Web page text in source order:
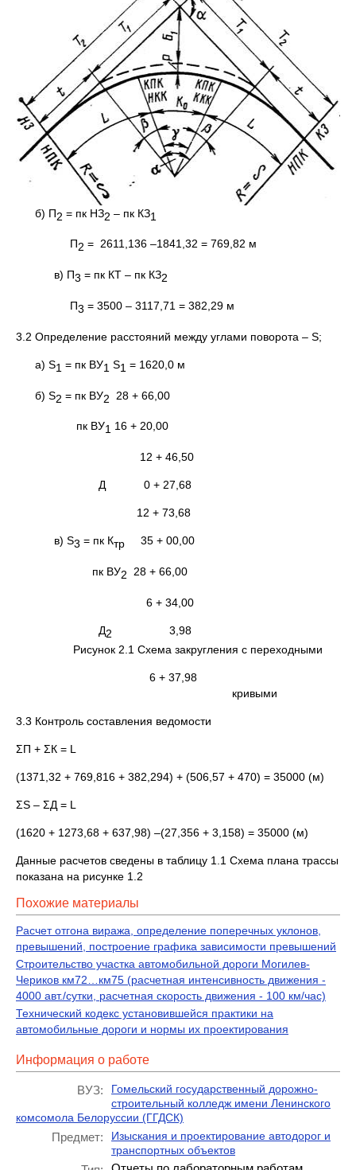
б) П2 = пк НЗ2 – пк КЗ1
П2 = 2611,136 –1841,32 = 769,82 м
в) П3 = пк КТ – пк КЗ2
П3 = 3500 – 3117,71 = 382,29 м
3.2 Определение расстояний между углами поворота – S;
а) S1 = пк ВУ1 S1 = 1620,0 м
б) S2 = пк ВУ2 28 + 66,00
пк ВУ1 16 + 20,00
12 + 46,50
Д 0 + 27,68
12 + 73,68
в) S3 = пк Ктр 35 + 00,00
пк ВУ2 28 + 66,00
6 + 34,00
Д2 3,98
Рисунок 2.1 Схема закругления с переходными
6 + 37,98
кривыми
3.3 Контроль составления ведомости
ΣП + ΣК = L
(1371,32 + 769,816 + 382,294) + (506,57 + 470) = 35000 (м)
ΣS – ΣД = L
(1620 + 1273,68 + 637,98) –(27,356 + 3,158) = 35000 (м)
Данные расчетов сведены в таблицу 1.1 Схема плана трассы
показана на рисунке 1.2
Похожие материалы
Расчет отгона виража, определение поперечных уклонов,
превышений, построение графика зависимости превышений
Строительство участка автомобильной дороги Могилев-
Чериков км72…км75 (расчетная интенсивность движения -
4000 авт./сутки, расчетная скорость движения - 100 км/час)
Технический кодекс установившейся практики на
автомобильные дороги и нормы их проектирования
Информация о работе
ВУЗ:
Гомельский государственный дорожно-
строительный колледж имени Ленинского
комсомола Белоруссии (ГГДСК)
Предмет:
Изыскания и проектирование автодорог и
транспортных объектов